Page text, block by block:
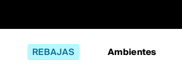
REBAJAS Ambientes